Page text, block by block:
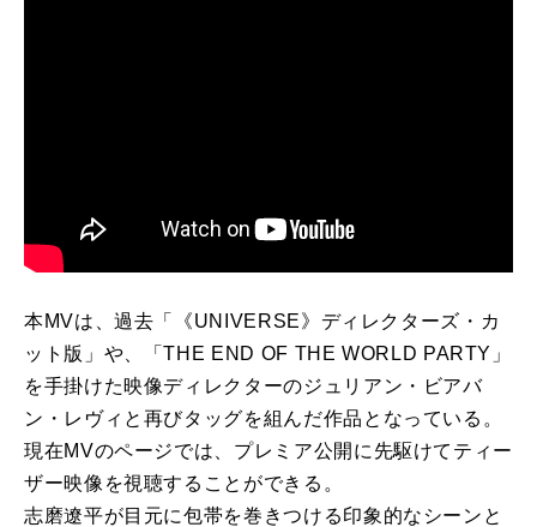
本MVは、過去「《UNIVERSE》ディレクターズ・カ
ット版」や、「THE END OF THE WORLD PARTY」
を手掛けた映像ディレクターのジュリアン・ビアバ
ン・レヴィと再びタッグを組んだ作品となっている。
現在MVのページでは、プレミア公開に先駆けてティー
ザー映像を視聴することができる。
志磨遼平が目元に包帯を巻きつける印象的なシーンと